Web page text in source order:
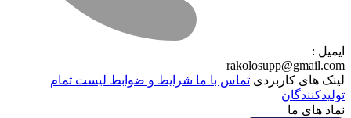
ایمیل :
rakolosupp@gmail.com
لینک های کاربردی تماس با ماشرایط و ضوابطلیست تمام
تولیدکنندگان
نماد های ما